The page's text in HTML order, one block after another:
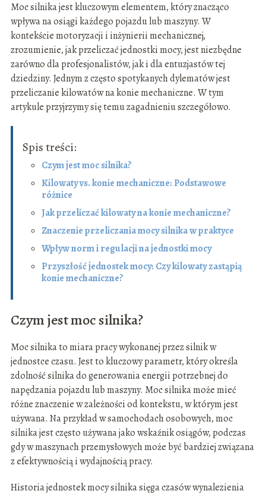
Moc silnika jest kluczowym elementem, który znacząco
wpływa na osiągi każdego pojazdu lub maszyny. W
kontekście motoryzacji i inżynierii mechanicznej,
zrozumienie, jak przeliczać jednostki mocy, jest niezbędne
zarówno dla profesjonalistów, jak i dla entuzjastów tej
dziedziny. Jednym z często spotykanych dylematów jest
przeliczanie kilowatów na konie mechaniczne. W tym
artykule przyjrzymy się temu zagadnieniu szczegółowo.
Spis treści:
Czym jest moc silnika?
Kilowaty vs. konie mechaniczne: Podstawowe
różnice
Jak przeliczać kilowaty na konie mechaniczne?
Znaczenie przeliczania mocy silnika w praktyce
Wpływ norm i regulacji na jednostki mocy
Przyszłość jednostek mocy: Czy kilowaty zastąpią
konie mechaniczne?
Czym jest moc silnika?
Moc silnika to miara pracy wykonanej przez silnik w
jednostce czasu. Jest to kluczowy parametr, który określa
zdolność silnika do generowania energii potrzebnej do
napędzania pojazdu lub maszyny. Moc silnika może mieć
różne znaczenie w zależności od kontekstu, w którym jest
używana. Na przykład w samochodach osobowych, moc
silnika jest często używana jako wskaźnik osiągów, podczas
gdy w maszynach przemysłowych może być bardziej związana
z efektywnością i wydajnością pracy.
Historia jednostek mocy silnika sięga czasów wynalezienia